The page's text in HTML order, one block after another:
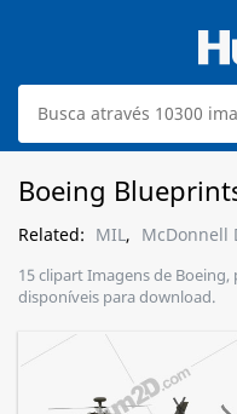
Boeing
Related: MIL, McDonnell
15 clipart Imagens de
disponíveis para download.